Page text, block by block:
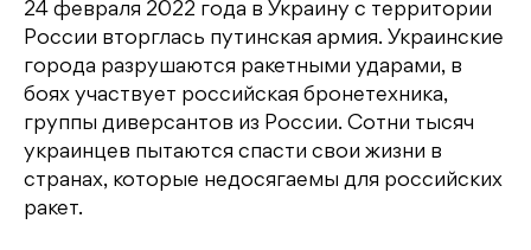
c
e
b
o
o
k
it
t
e
r
n
o
kl
a
s
e
g
r
a
m
п
р
а
в
и
24 февраля 2022 года в Украину с территории
России вторглась путинская армия. Украинские
города разрушаются ракетными ударами, в
боях участвует российская бронетехника,
группы диверсантов из России. Сотни тысяч
украинцев пытаются спасти свои жизни в
странах, которые недосягаемы для российских
ракет.